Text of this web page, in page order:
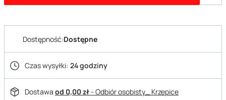
Dostępność:Dostępne
Czas wysyłki: 24 godziny
Dostawa od 0,00 zł- Odbiór osobisty_ Krzepice